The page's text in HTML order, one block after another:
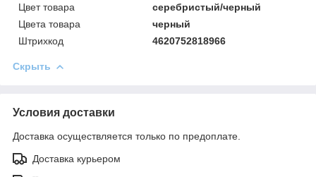
Цвет товара
серебристый/черный
Цвета товара
черный
Штрихкод
4620752818966
Скрыть
Условия доставки
Доставка осуществляется только по предоплате.
Доставка курьером